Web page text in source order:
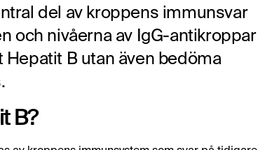
del av kroppens immunsvar
och nivåerna av IgG-antikroppar
B utan även bedöma
B?